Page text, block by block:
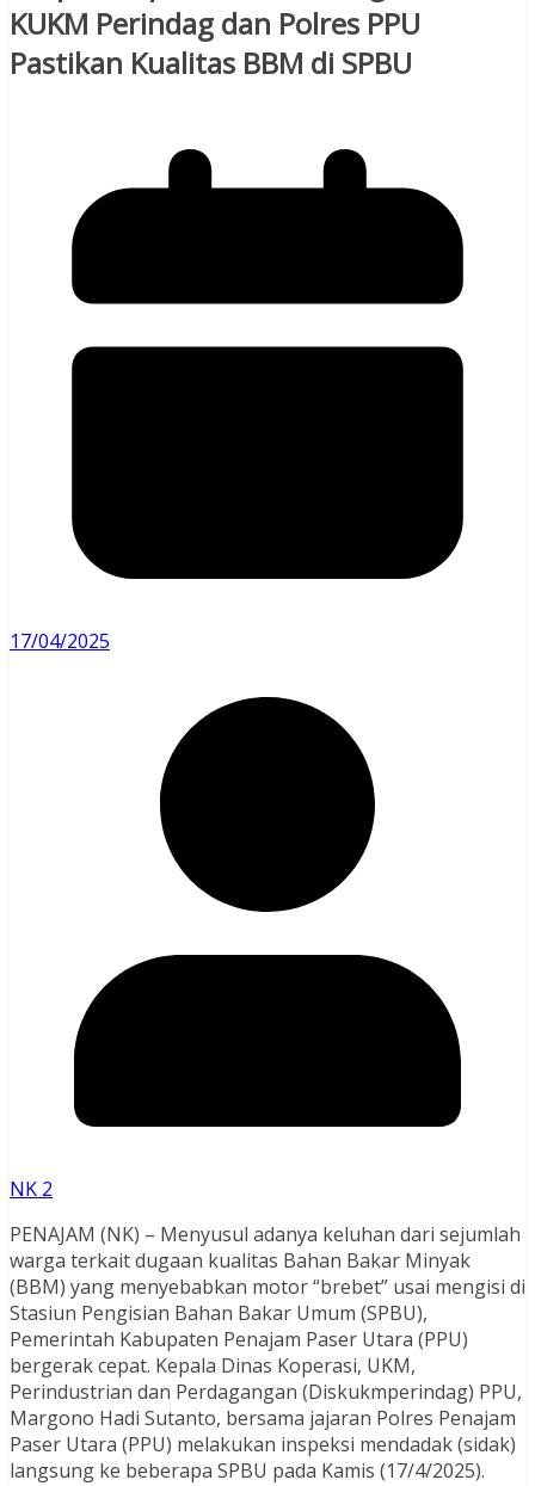
KUKM Perindag dan Polres PPU
Pastikan Kualitas BBM di SPBU
17/04/2025
NK 2
PENAJAM (NK) – Menyusul adanya keluhan dari sejumlah
warga terkait dugaan kualitas Bahan Bakar Minyak
(BBM) yang menyebabkan motor “brebet” usai mengisi di
Stasiun Pengisian Bahan Bakar Umum (SPBU),
Pemerintah Kabupaten Penajam Paser Utara (PPU)
bergerak cepat. Kepala Dinas Koperasi, UKM,
Perindustrian dan Perdagangan (Diskukmperindag) PPU,
Margono Hadi Sutanto, bersama jajaran Polres Penajam
Paser Utara (PPU) melakukan inspeksi mendadak (sidak)
langsung ke beberapa SPBU pada Kamis (17/4/2025).